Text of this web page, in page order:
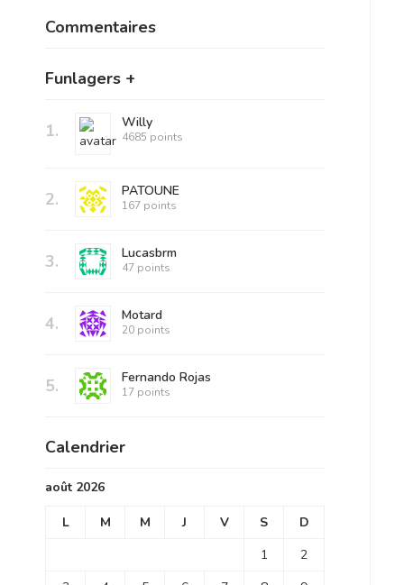
Commentaires
Funlagers +
1. Willy
4685 points
2. PATOUNE
167 points
3. Lucasbrm
47 points
4. Motard
20 points
5. Fernando Rojas
17 points
Calendrier
août 2026
L M M J V S
D
1
2